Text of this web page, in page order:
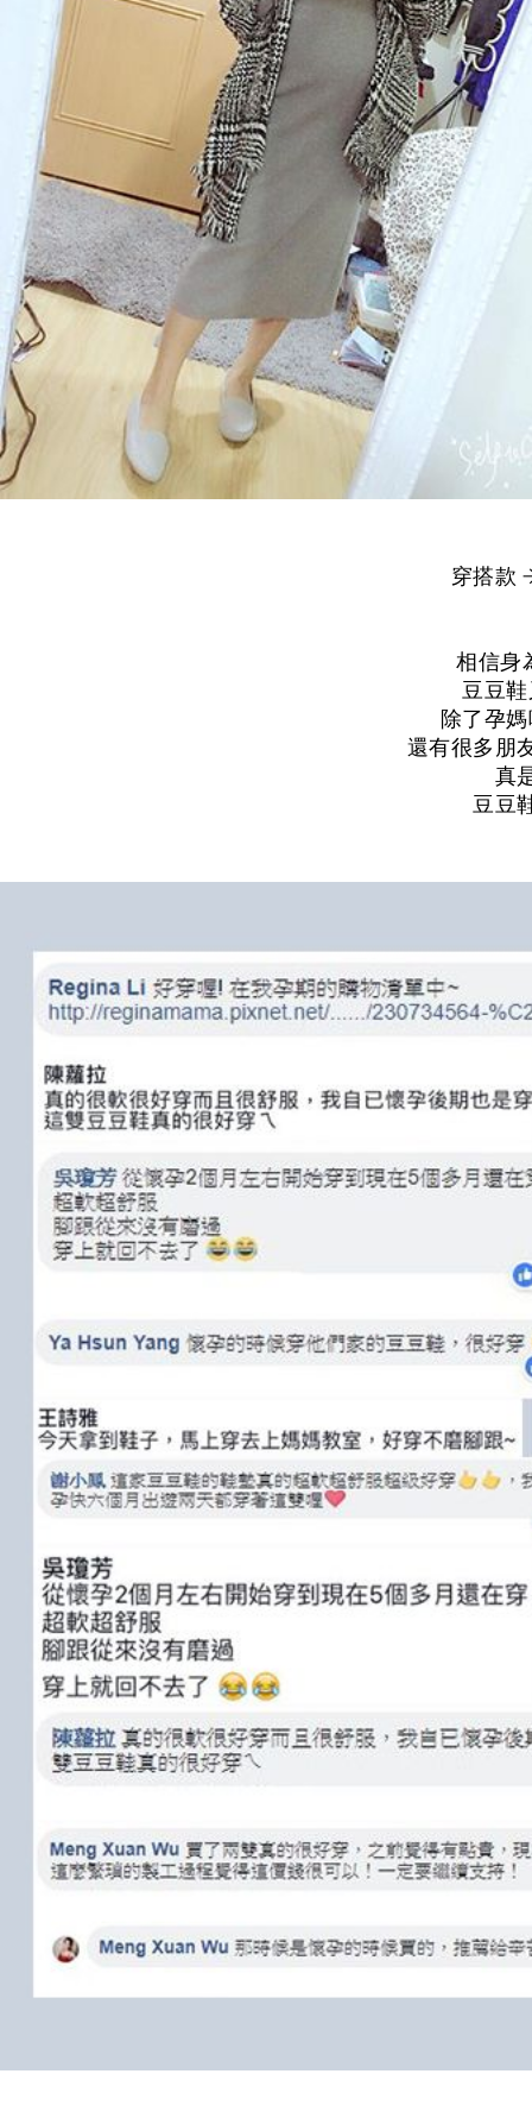
穿搭款
相信身
豆豆
除了孕
還有很多朋
真
豆豆